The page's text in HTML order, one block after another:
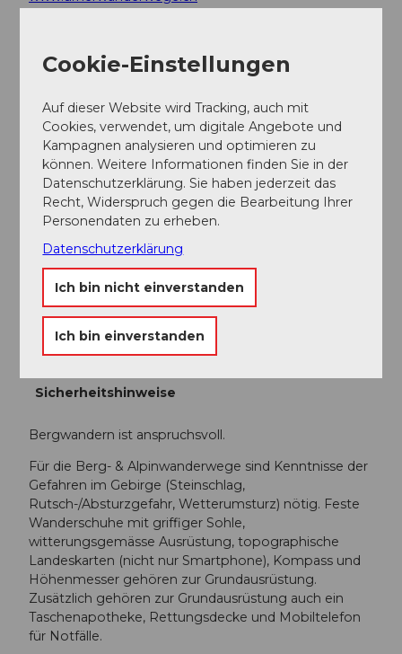
Organisation
Verein Urner Wanderwege
Unser Tipp
Sagenhaft: Wenn Sie unterwegs Älpler und
Älplerinnen antreffen, dann sprechen Sie diese ruhig
an. Sie können gewiss von einer Berglersage
berichten. Solche Geschichten gibt es in Uris
Seitentälern zuhauf und sie faszinieren.
Sicherheitshinweise
Bergwandern ist anspruchsvoll.
Für die Berg- & Alpinwanderwege sind Kenntnisse der
Gefahren im Gebirge (Steinschlag,
Rutsch-/Absturzgefahr, Wetterumsturz) nötig. Feste
Wanderschuhe mit griffiger Sohle,
witterungsgemässe Ausrüstung, topographische
Landeskarten (nicht nur Smartphone), Kompass und
Höhenmesser gehören zur Grundausrüstung.
Zusätzlich gehören zur Grundausrüstung auch ein
Taschenapotheke, Rettungsdecke und Mobiltelefon
für Notfälle.
Cookie-Einstellungen
Auf dieser Website wird Tracking, auch mit
Cookies, verwendet, um digitale Angebote und
Kampagnen analysieren und optimieren zu
können. Weitere Informationen finden Sie in der
Datenschutzerklärung. Sie haben jederzeit das
Recht, Widerspruch gegen die Bearbeitung Ihrer
Personendaten zu erheben.
Datenschutzerklärung
Ich bin nicht einverstanden
Ich bin einverstanden